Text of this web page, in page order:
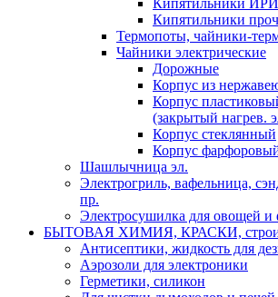
Кипятильники
Кипятильники
Термопоты, чайники-
Чайники электрические
Дорожные
Корпус из
Корпус
(закрытый нагрев.
Корпус стеклянный
Корпус
Шашлычница эл.
Электрогриль, вафельница,
пр.
Электросушилка для овощей и
БЫТОВАЯ ХИМИЯ, КРАСКИ,
Антисептики, жидкость для
Аэрозоли для электроники
Герметики, силикон